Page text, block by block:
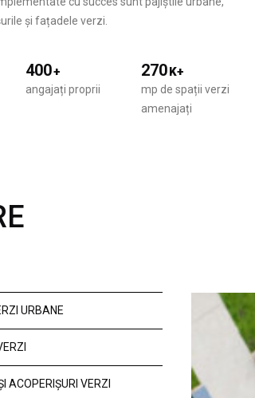
și fațadele verzi.
400+
angajați proprii
270K+
mp de spații verzi
amenajați
URBANE
ACOPERIȘURI VERZI